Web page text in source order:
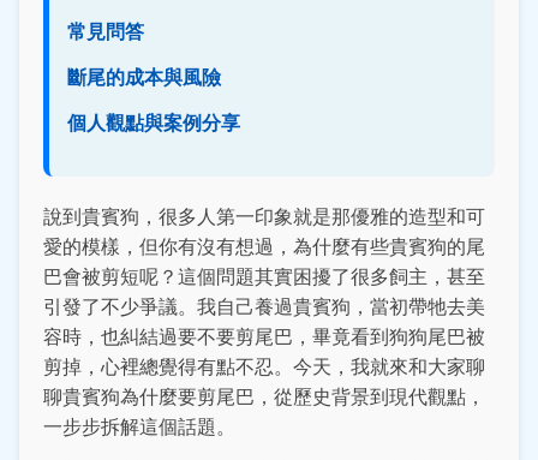
常見問答
斷尾的成本與風險
個人觀點與案例分享
說到貴賓狗，很多人第一印象就是那優雅的造型和可
愛的模樣，但你有沒有想過，為什麼有些貴賓狗的尾
巴會被剪短呢？這個問題其實困擾了很多飼主，甚至
引發了不少爭議。我自己養過貴賓狗，當初帶牠去美
容時，也糾結過要不要剪尾巴，畢竟看到狗狗尾巴被
剪掉，心裡總覺得有點不忍。今天，我就來和大家聊
聊貴賓狗為什麼要剪尾巴，從歷史背景到現代觀點，
一步步拆解這個話題。